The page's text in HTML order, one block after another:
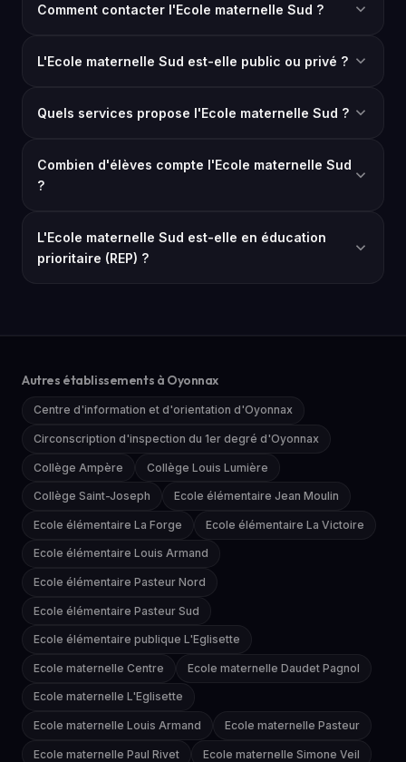
Comment contacter l'Ecole maternelle Sud ?
L'Ecole maternelle Sud est-elle public ou privé ?
Quels services propose l'Ecole maternelle Sud ?
Combien d'élèves compte l'Ecole maternelle Sud
?
L'Ecole maternelle Sud est-elle en éducation
prioritaire (REP) ?
Autres établissements à Oyonnax
Centre d'information et d'orientation d'Oyonnax
Circonscription d'inspection du 1er degré d'Oyonnax
Collège Ampère Collège Louis Lumière
Collège Saint-Joseph Ecole élémentaire Jean Moulin
Ecole élémentaire La Forge Ecole élémentaire La Victoire
Ecole élémentaire Louis Armand
Ecole élémentaire Pasteur Nord
Ecole élémentaire Pasteur Sud
Ecole élémentaire publique L'Eglisette
Ecole maternelle Centre Ecole maternelle Daudet Pagnol
Ecole maternelle L'Eglisette
Ecole maternelle Louis Armand Ecole maternelle Pasteur
Ecole maternelle Paul Rivet Ecole maternelle Simone Veil